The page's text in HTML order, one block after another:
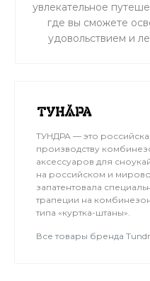
увлекательное
где вы сможете
удовольствием и
ТУНДРА — это
производству
аксессуаров для
на российском и
запатентовала
трапеции на
типа «куртка-штаны».
Все товары бренда